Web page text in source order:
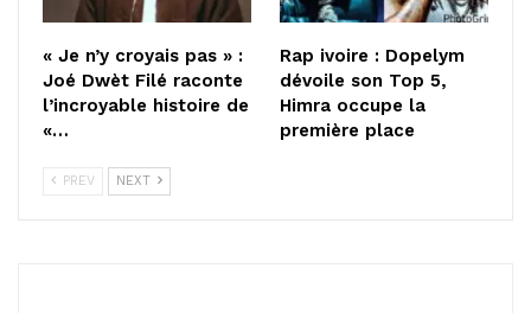
« Je n’y croyais pas » :
Joé Dwèt Filé raconte
l’incroyable histoire de
«…
Rap ivoire : Dopelym
dévoile son Top 5,
Himra occupe la
première place
PREV NEXT